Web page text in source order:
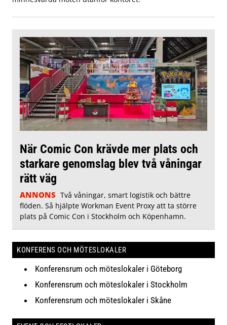
När Comic Con krävde mer plats och
starkare genomslag blev två våningar
rätt väg
ANNONS Två våningar, smart logistik och bättre
flöden. Så hjälpte Workman Event Proxy att ta större
plats på Comic Con i Stockholm och Köpenhamn.
KONFERENS OCH MÖTESLOKALER
Konferensrum och möteslokaler i Göteborg
Konferensrum och möteslokaler i Stockholm
Konferensrum och möteslokaler i Skåne